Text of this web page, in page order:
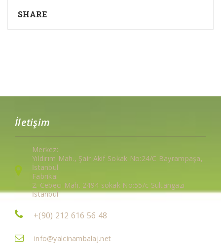
SHARE
İletişim
Merkez:
Yıldırım Mah., Şair Akif Sokak No:24/C Bayrampaşa,
İstanbul
Fabrika:
2. Cebeci Mah. 2494 sokak No:55/c Sultangazi
İstanbul
+(90) 212 616 56 48
info@yalcinambalaj.net